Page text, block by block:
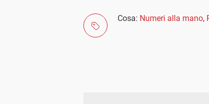
Cosa: Numeri alla mano,